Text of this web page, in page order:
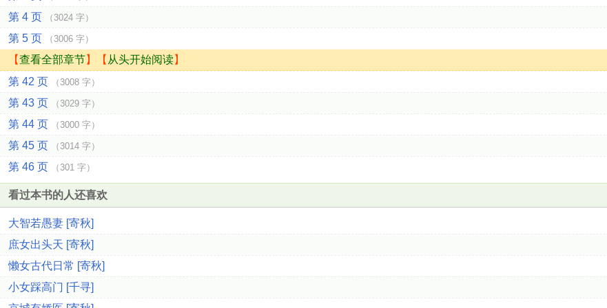
第 4 页 （3024 字）
第 5 页 （3006 字）
【查看全部章节】【 从头开始阅读】
第 42 页
（3008 字）
第 43 页 （3029 字）
第 44 页 （3000 字）
第 45 页 （3014 字）
第 46 页 （301 字）
看过本书的人还喜欢
大智若愚妻 [寄秋]
庶女出头天 [寄秋]
懒女古代日常 [寄秋]
小女踩高门 [千寻]